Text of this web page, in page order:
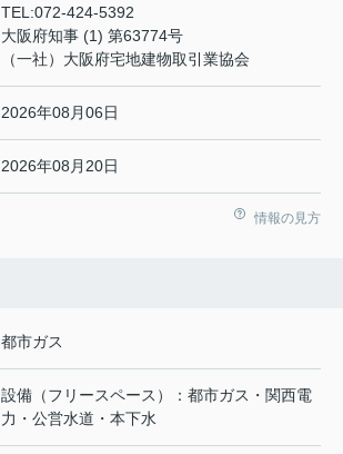
TEL:072-424-5392
大阪府知事 (1) 第63774号
（一社）大阪府宅地建物取引業協会
2026年08月06日
2026年08月20日
情報の見方
都市ガス
設備（フリースペース）：都市ガス・関西電
力・公営水道・本下水